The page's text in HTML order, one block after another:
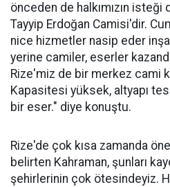
önceden de halkımızın
Tayyip Erdoğan Camisi'dir.
nice hizmetler nasip eder
yerine camiler, eserler
Rize'miz de bir merkez cami
Kapasitesi yüksek, altyapı
bir eser." diye konuştu.
Rize'de çok kısa zamanda
belirten Kahraman, şunları
şehirlerinin çok ötesindeyiz.